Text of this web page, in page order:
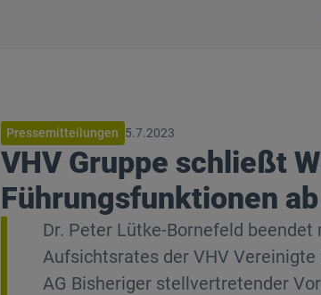
Pressemitteilungen 5.7.2023
VHV Gruppe schließt
Führungsfunktionen ab
Dr. Peter Lütke-Bornefeld
Aufsichtsrates der VHV Vereinigte
AG Bisheriger stellvertretender